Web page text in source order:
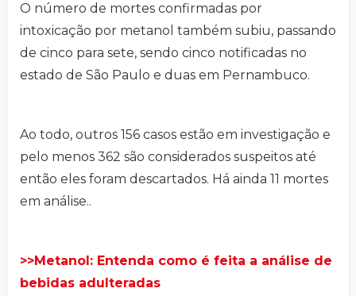
O número de mortes confirmadas por
intoxicação por metanol também subiu, passando
de cinco para sete, sendo cinco notificadas no
estado de São Paulo e duas em Pernambuco.
Ao todo, outros 156 casos estão em investigação e
pelo menos 362 são considerados suspeitos até
então eles foram descartados. Há ainda 11 mortes
em análise..
>>Metanol: Entenda como é feita a análise de
bebidas adulteradas